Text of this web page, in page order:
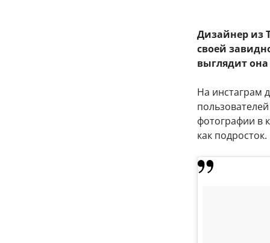
Дизайнер из
своей
выглядит она
На инстаграм
фотографии в
как подросток.